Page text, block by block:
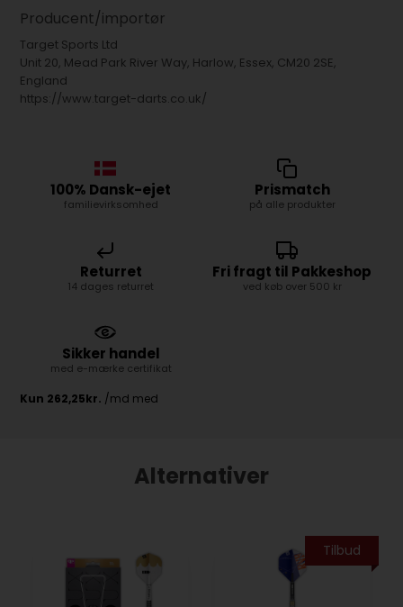
Producent/importør
Target Sports Ltd
Unit 20, Mead Park River Way, Harlow, Essex, CM20 2SE,
England
https://www.target-darts.co.uk/
100% Dansk-ejet
familievirksomhed
Prismatch
på alle produkter
Returret
14 dages returret
Fri fragt til Pakkeshop
ved køb over 500 kr
Sikker handel
med e-mærke certifikat
Alternativer
Tilbud